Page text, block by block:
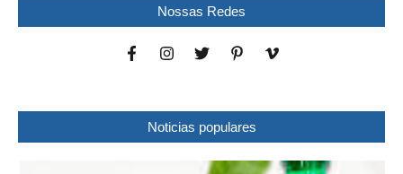
Nossas Redes
Noticias populares